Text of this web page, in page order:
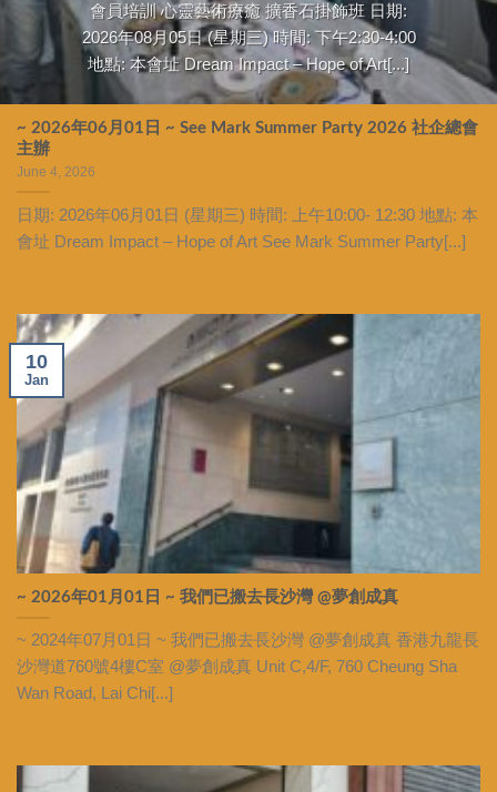
會員培訓 心靈藝術療癒 擴香石掛飾班 日期:
2026年08月05日 (星期三) 時間: 下午2:30-4:00
地點: 本會址 Dream Impact – Hope of Art[...]
~ 2026年06月01日 ~ See Mark Summer Party 2026 社企總會
主辦
June 4, 2026
日期: 2026年06月01日 (星期三) 時間: 上午10:00- 12:30 地點: 本
會址 Dream Impact – Hope of Art See Mark Summer Party[...]
~ 2026年01月01日 ~ 我們已搬去長沙灣 @夢創成真
~ 2024年07月01日 ~ 我們已搬去長沙灣 @夢創成真 香港九龍長
沙灣道760號4樓C室 @夢創成真 Unit C,4/F, 760 Cheung Sha
Wan Road, Lai Chi[...]
10
Jan